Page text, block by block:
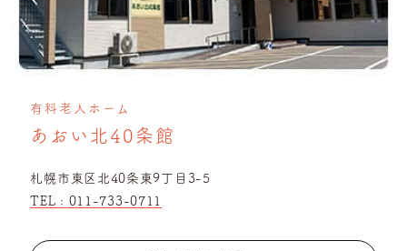
有料老人ホーム
あおい北40条館
札幌市東区北40条東9丁目3-5
TEL : 011-733-0711